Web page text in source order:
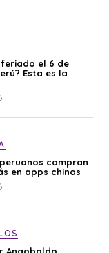
feriado el 6 de
Esta es la
compran
en apps chinas
Angobaldo,